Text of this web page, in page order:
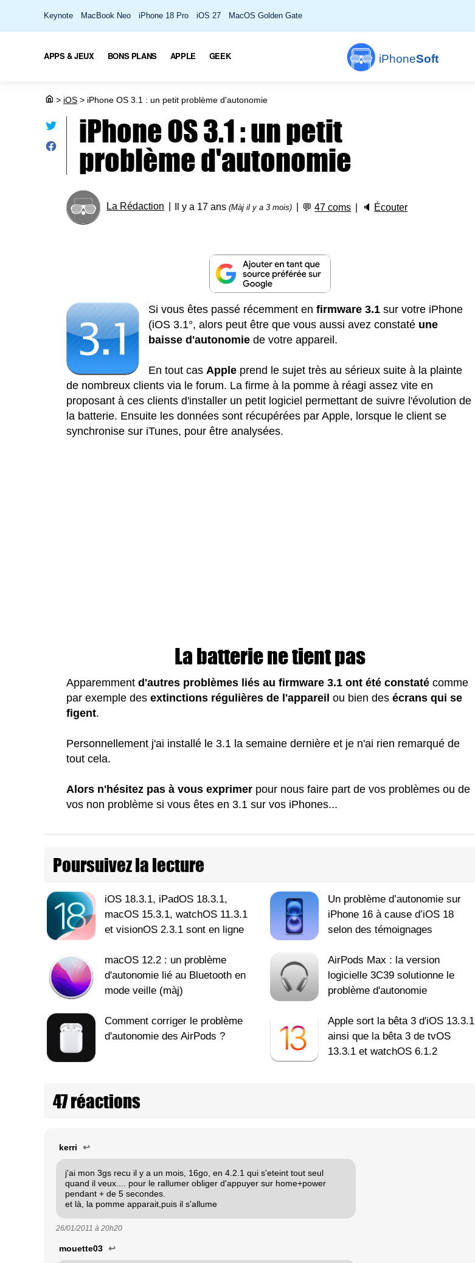
Keynote MacBook Neo iPhone 18 Pro iOS 27 MacOS Golden Gate
iPhoneSoft
APPS & JEUX BONS PLANS APPLE GEEK
> iOS > iPhone OS 3.1 : un petit problème d'autonomie
iPhone OS 3.1 : un petit
problème d'autonomie
La Rédaction Il y a 17 ans(Màj il y a 3 mois) 💬47 coms 🔈 Écouter
Si vous êtes passé récemment enfirmware 3.1 sur votre iPhone
(iOS 3.1°, alors peut être que vous aussi avez constaté une
baisse d'autonomie de votre appareil.
En tout cas Apple prend le sujet très au sérieux suite à la plainte
de nombreux clients via le forum. La firme à la pomme à réagi assez vite en
proposant à ces clients d'installer un petit logiciel permettant de suivre l'évolution de
la batterie. Ensuite les données sont récupérées par Apple, lorsque le client se
synchronise sur iTunes, pour être analysées.
La batterie ne tient pas
Apparemmentd'autres problèmes liés au firmware 3.1 ont été constaté comme
par exemple desextinctions régulières de l'appareil ou bien desécrans qui se
figent.
Personnellement j'ai installé le 3.1 la semaine dernière et je n'ai rien remarqué de
tout cela.
Alors n'hésitez pas à vous exprimer pour nous faire part de vos problèmes ou de
vos non problème si vous êtes en 3.1 sur vos iPhones...
Poursuivez la lecture
iOS 18.3.1, iPadOS 18.3.1,
macOS 15.3.1, watchOS 11.3.1
et visionOS 2.3.1 sont en ligne
Un problème d’autonomie sur
iPhone 16 à cause d’iOS 18
selon des témoignages
macOS 12.2 : un problème
d'autonomie lié au Bluetooth en
mode veille (màj)
AirPods Max : la version
logicielle 3C39 solutionne le
problème d'autonomie
Comment corriger le problème
d'autonomie des AirPods ?
Apple sort la bêta 3 d'iOS 13.3.1
ainsi que la bêta 3 de tvOS
13.3.1 et watchOS 6.1.2
47 réactions
kerri ↩
j'ai mon 3gs recu il y a un mois, 16go, en 4.2.1 qui s'eteint tout seul
quand il veux.... pour le rallumer obliger d'appuyer sur home+power
pendant + de 5 secondes.
et là, la pomme apparait,puis il s'allume
26/01/2011 à 20h20
mouette03 ↩